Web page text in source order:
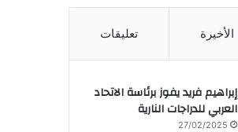
الأخيرة تعليقات
إبراهيم فريد يفوز برئاسة الاتحاد
العربي للدراجات النارية
27/02/2025